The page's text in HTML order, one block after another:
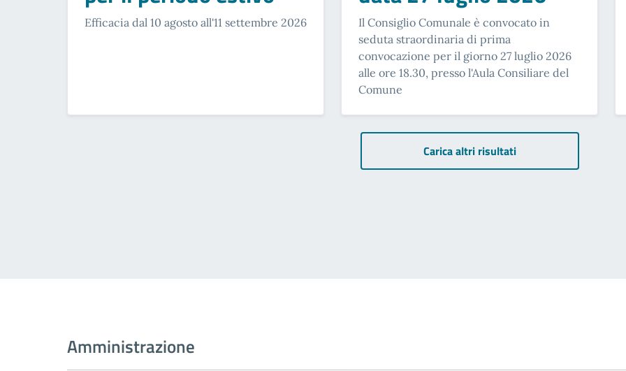
Efficacia dal 10 agosto all'11 settembre 2026
Il Consiglio Comunale è convocato in
seduta straordinaria di prima
convocazione per il giorno 27 luglio 2026
alle ore 18.30, presso l'Aula Consiliare del
Comune
Carica altri risultati
Amministrazione